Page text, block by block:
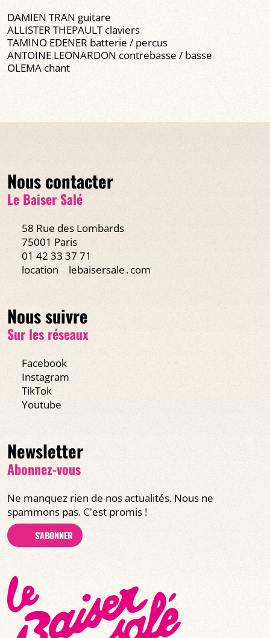
DAMIEN TRAN guitare
ALLISTER THEPAULT claviers
TAMINO EDENER batterie / percus
ANTOINE LEONARDON contrebasse / basse
OLEMA chant
Nous contacter
Le Baiser Salé
58 Rue des Lombards
75001 Paris
01 42 33 37 71
location
lebaisersale․com
Nous suivre
Sur les réseaux
Facebook
Instagram
TikTok
Youtube
Newsletter
Abonnez-vous
Ne manquez rien de nos actualités. Nous ne
spammons pas. C'est promis !
S'ABONNER